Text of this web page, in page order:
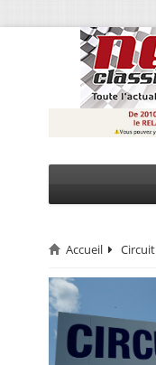
CIRCUIT
RALLYE
MONTAGNE
Accueil Circuit